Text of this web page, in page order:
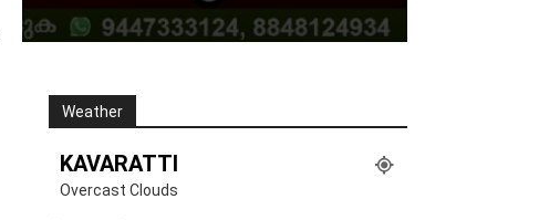
Weather
KAVARATTI
Overcast Clouds